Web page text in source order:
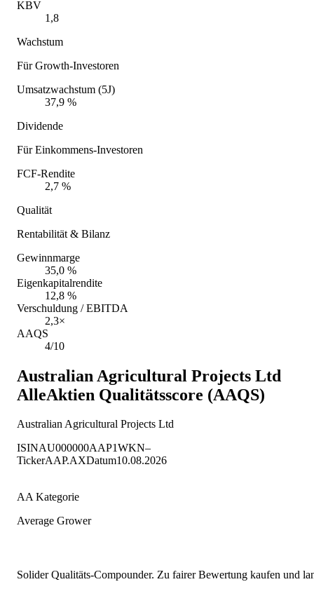
KBV
1,8
Wachstum
Für Growth-Investoren
Umsatzwachstum (5J)
37,9 %
Dividende
Für Einkommens-Investoren
FCF-Rendite
2,7 %
Qualität
Rentabilität & Bilanz
Gewinnmarge
35,0 %
Eigenkapitalrendite
12,8 %
Verschuldung / EBITDA
2,3×
AAQS
4/10
Australian Agricultural Projects Ltd
AlleAktien Qualitätsscore (AAQS)
Australian Agricultural Projects Ltd
ISINAU000000AAP1WKN–
TickerAAP.AXDatum10.08.2026
AA Kategorie
Average Grower
Solider Qualitäts-Compounder. Zu fairer Bewertung kaufen und